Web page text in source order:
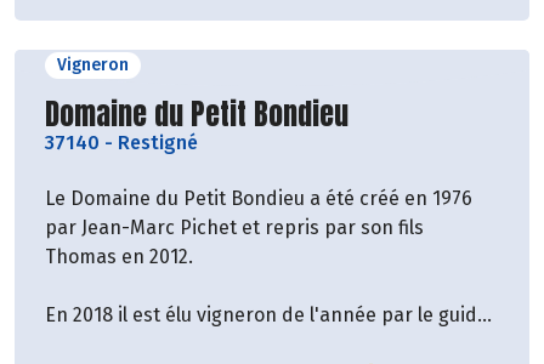
Vigneron
Découvrir le producteur
Domaine du Petit Bondieu
37140 - Restigné
Le Domaine du Petit Bondieu a été créé en 1976
par Jean-Marc Pichet et repris par son fils
Thomas en 2012.
En 2018 il est élu vigneron de l'année par le guide